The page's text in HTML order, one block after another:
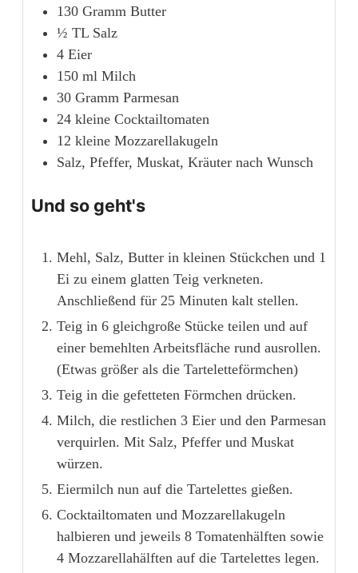
130 Gramm Butter
½ TL Salz
4 Eier
150 ml Milch
30 Gramm Parmesan
24 kleine Cocktailtomaten
12 kleine Mozzarellakugeln
Salz, Pfeffer, Muskat, Kräuter nach Wunsch
Und so geht's
Mehl, Salz, Butter in kleinen Stückchen und 1
Ei zu einem glatten Teig verkneten.
Anschließend für 25 Minuten kalt stellen.
Teig in 6 gleichgroße Stücke teilen und auf
einer bemehlten Arbeitsfläche rund ausrollen.
(Etwas größer als die Tarteletteförmchen)
Teig in die gefetteten Förmchen drücken.
Milch, die restlichen 3 Eier und den Parmesan
verquirlen. Mit Salz, Pfeffer und Muskat
würzen.
Eiermilch nun auf die Tartelettes gießen.
Cocktailtomaten und Mozzarellakugeln
halbieren und jeweils 8 Tomatenhälften sowie
4 Mozzarellahälften auf die Tartelettes legen.